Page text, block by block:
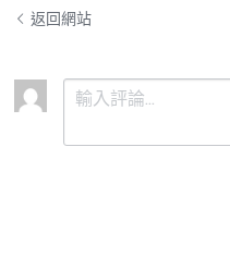
返回網站